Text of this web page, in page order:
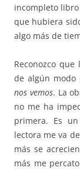
incompleto
que hubiera
algo más de
Reconozco
de algún
nos vemos. La
no me ha
primera. Es
lectora me va
más se
más me